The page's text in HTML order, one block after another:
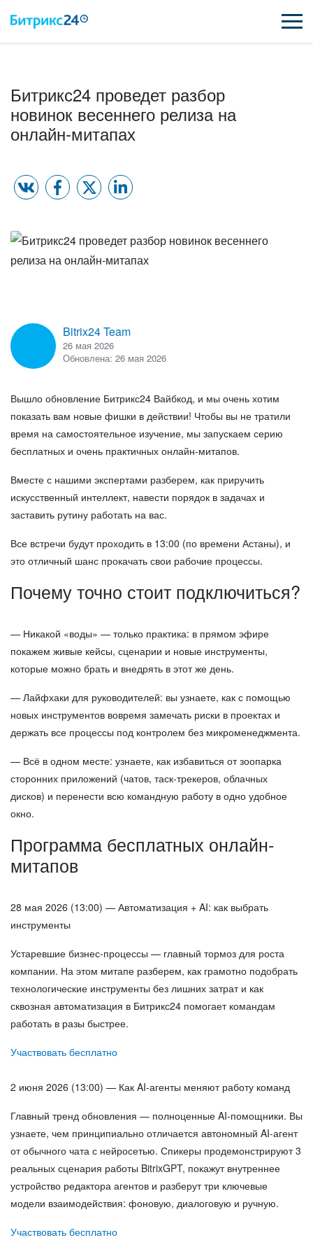
ЦЕНЫ
ИНТЕГРАЦИИ
ПОДДЕРЖКА
ҚАЗАҚША
Битрикс24 проведет разбор
новинок весеннего релиза на
онлайн-митапах
Bitrix24 Team
26 мая 2026
Обновлена: 26 мая 2026
Вышло обновление Битрикс24 Вайбкод, и мы очень хотим
показать вам новые фишки в действии! Чтобы вы не тратили
время на самостоятельное изучение, мы запускаем серию
бесплатных и очень практичных онлайн-митапов.
Вместе с нашими экспертами разберем, как приручить
искусственный интеллект, навести порядок в задачах и
заставить рутину работать на вас.
Все встречи будут проходить в 13:00 (по времени Астаны), и
это отличный шанс прокачать свои рабочие процессы.
Почему точно стоит подключиться?
— Никакой «воды» — только практика: в прямом эфире
покажем живые кейсы, сценарии и новые инструменты,
которые можно брать и внедрять в этот же день.
— Лайфхаки для руководителей: вы узнаете, как с помощью
новых инструментов вовремя замечать риски в проектах и
держать все процессы под контролем без микроменеджмента.
— Всё в одном месте: узнаете, как избавиться от зоопарка
сторонних приложений (чатов, таск-трекеров, облачных
дисков) и перенести всю командную работу в одно удобное
окно.
Программа бесплатных онлайн-
митапов
28 мая 2026 (13:00) — Автоматизация + AI: как выбрать
инструменты
Устаревшие бизнес-процессы — главный тормоз для роста
компании. На этом митапе разберем, как грамотно подобрать
технологические инструменты без лишних затрат и как
сквозная автоматизация в Битрикс24 помогает командам
работать в разы быстрее.
Участвовать бесплатно
2 июня 2026 (13:00) — Как AI-агенты меняют работу команд
Главный тренд обновления — полноценные AI-помощники. Вы
узнаете, чем принципиально отличается автономный AI-агент
от обычного чата с нейросетью. Спикеры продемонстрируют 3
реальных сценария работы BitrixGPT, покажут внутреннее
устройство редактора агентов и разберут три ключевые
модели взаимодействия: фоновую, диалоговую и ручную.
Участвовать бесплатно